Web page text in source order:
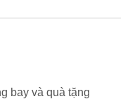
bay và quà tặng